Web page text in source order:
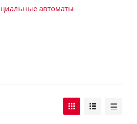
автоматы